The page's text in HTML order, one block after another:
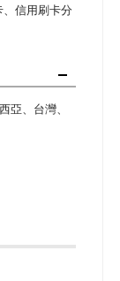
信用刷卡分
亞、台灣、